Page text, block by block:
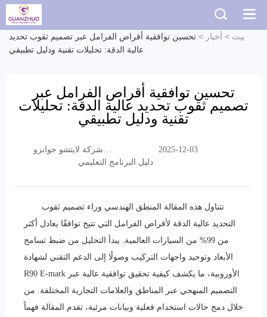
بيت > أخبار > تحسين توافقية أقراص الفرامل عبر تصميم ثقوب تحديد
عالية الدقة: تحليلات تقنية ودليل تطبيقي
تحسين توافقية أقراص الفرامل عبر
تصميم ثقوب تحديد عالية الدقة: تحليلات
تقنية ودليل تطبيقي
شركة لايتشو جوانزو
التجارية المحدودة
2025-12-03
دليل البرنامج التعليمي
تتناول هذه المقالة المنطق الهندسي وراء تصميم ثقوب
التحديد عالية الدقة لأقراص الفرامل التي تتيح توافقًا يعادل أكثر
من 99% من السيارات العالمية. يبدأ التحليل من ضبط تسامح
الأبعاد وتوحيد واجهات التركيب وصولًا إلى الدعم التقني لشهادة
R90 E-mark الأوروبية، ما يكشف كيفية تحقيق توافقية عالية عبر
التصميم المنهجي عبر المناطق والعلامات التجارية المختلفة. من
خلال دمج حالات استخدام فعلية وبيانات مرئية، تقدم المقالة فهماً